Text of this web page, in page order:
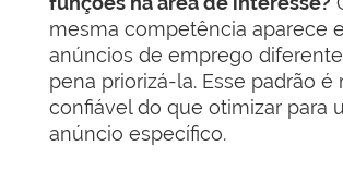
mesma competência aparece
anúncios de emprego
pena priorizá-la. Esse padrão é
confiável do que otimizar para
anúncio específico.